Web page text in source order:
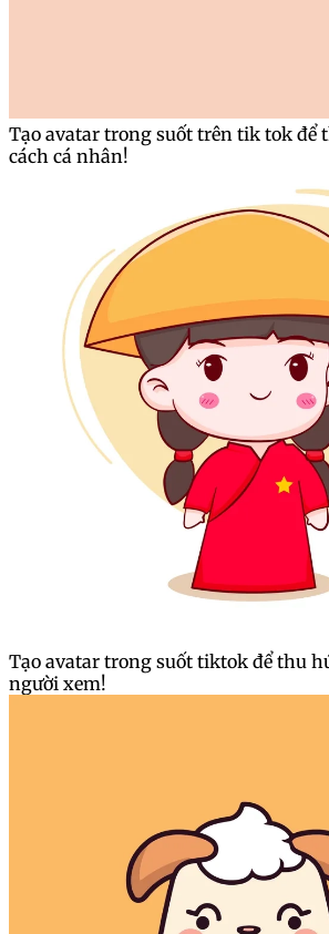
Tạo avatar trong suốt trên tik tok để
cách cá nhân!
Tạo avatar trong suốt tiktok để thu
người xem!